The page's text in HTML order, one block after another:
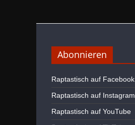
Abonnieren
Raptastisch auf Facebook
Raptastisch auf Instagram
Raptastisch auf YouTube